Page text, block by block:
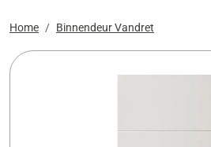
Home Binnendeur Vandret